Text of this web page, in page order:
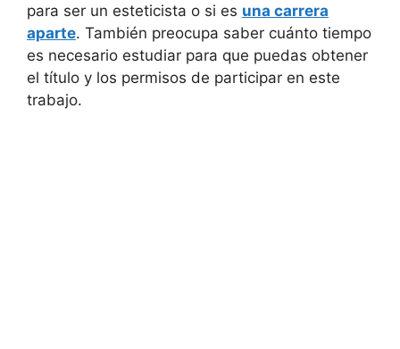
para ser un esteticista o si es una carrera
aparte. También preocupa saber cuánto tiempo
es necesario estudiar para que puedas obtener
el título y los permisos de participar en este
trabajo.